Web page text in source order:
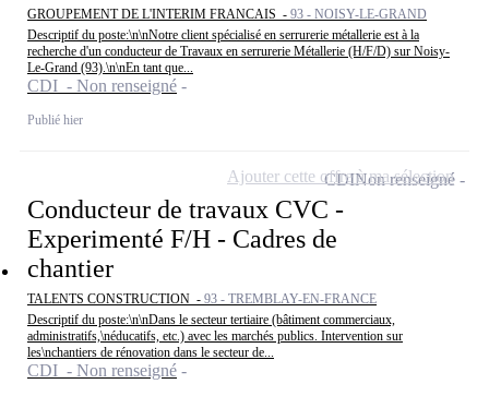
GROUPEMENT DE L'INTERIM FRANCAIS - 93 - NOISY-LE-GRAND
Descriptif du poste:\n\nNotre client spécialisé en serrurerie métallerie est à la
recherche d'un conducteur de Travaux en serrurerie Métallerie (H/F/D) sur Noisy-
Le-Grand (93).\n\nEn tant que...
CDI - Non renseigné
Publié hier
Conducteur de travaux CVC -
Experimenté F/H - Cadres de
chantier
TALENTS CONSTRUCTION - 93 - TREMBLAY-EN-FRANCE
Descriptif du poste:\n\nDans le secteur tertiaire (bâtiment commerciaux,
administratifs,\néducatifs, etc.) avec les marchés publics. Intervention sur
les\nchantiers de rénovation dans le secteur de...
CDI - Non renseigné
CDINon renseigné
Ajouter cette offre à ma sélection